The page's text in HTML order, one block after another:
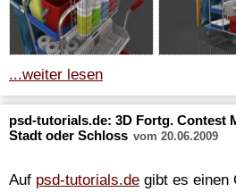
...weiter lesen
psd-tutorials.de: 3D Fortg. Contest
Stadt oder Schloss vom 20.06.2009
Auf psd-tutorials.de gibt es einen